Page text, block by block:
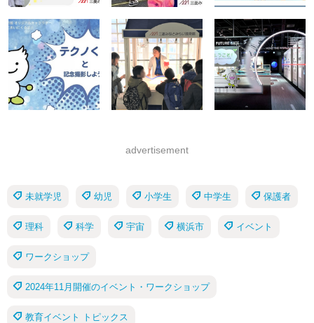
advertisement
未就学児 幼児 小学生 中学生 保護者
理科 科学 宇宙 横浜市 イベント
ワークショップ
2024年11月開催のイベント・ワークショップ
教育イベント トピックス